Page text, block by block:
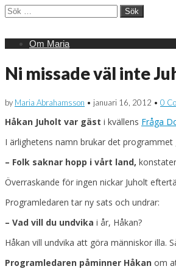
Sök
efter:
Main
Skip
Om Maria
Ni missade väl inte
by Maria Abrahamsson • januari 16, 2012 • 0
Håkan Juholt var gäst i kvällens Fråga
I ärlighetens namn brukar det
– Folk saknar hopp i vårt land,
Överraskande för ingen nickar Juholt
Programledaren tar ny sats och undrar:
– Vad vill du undvika i år, Håkan?
Håkan vill undvika att göra människor illa.
Programledaren påminner Håkan om